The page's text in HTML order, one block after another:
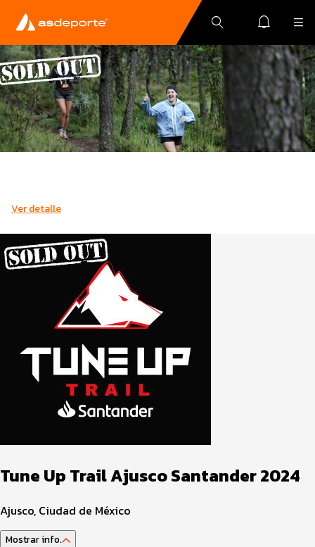
Ver detalle
Tune Up Trail Ajusco Santander 2024
Ajusco, Ciudad de México
Mostrar info.